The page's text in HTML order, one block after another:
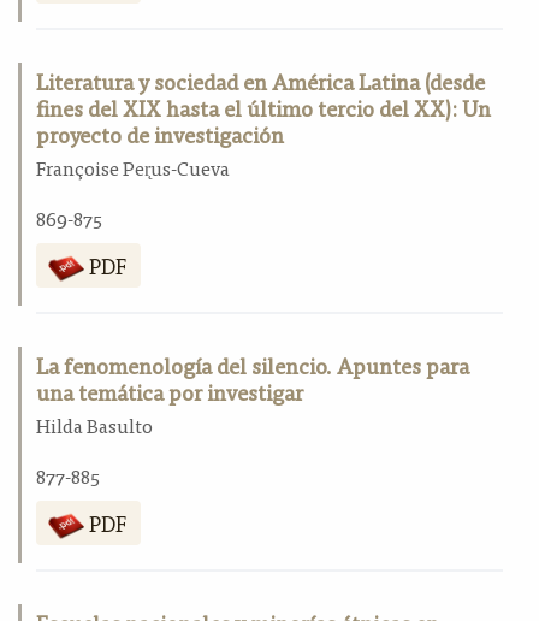
Literatura y sociedad en América Latina (desde
fines del XIX hasta el último tercio del XX): Un
proyecto de investigación
Françoise Per̨us-Cueva
869-875
PDF
La fenomenología del silencio. Apuntes para
una temática por investigar
Hilda Basulto
877-885
PDF